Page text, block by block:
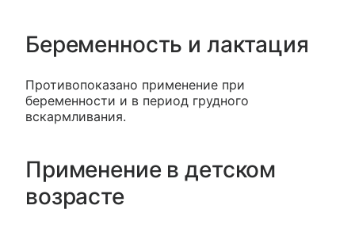
Беременность и лактация
Противопоказано применение при
беременности и в период грудного
вскармливания.
Применение в детском
возрасте